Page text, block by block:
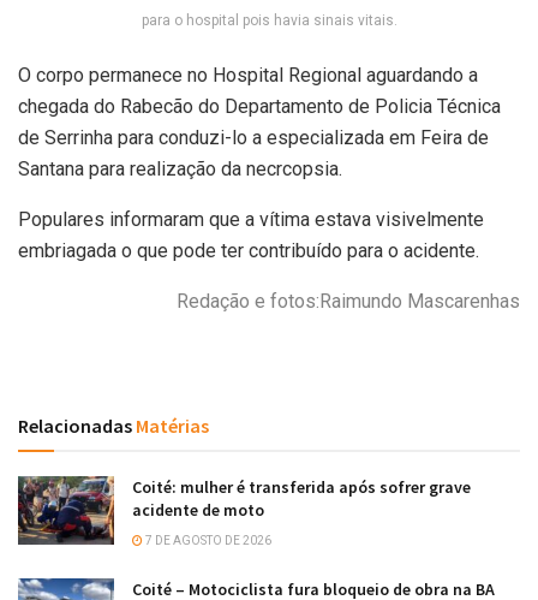
para o hospital pois havia sinais vitais.
O corpo permanece no Hospital Regional aguardando a
chegada do Rabecão do Departamento de Policia Técnica
de Serrinha para conduzi-lo a especializada em Feira de
Santana para realização da necrcopsia.
Populares informaram que a vítima estava visivelmente
embriagada o que pode ter contribuído para o acidente.
Redação e fotos:Raimundo Mascarenhas
Relacionadas Matérias
Coité: mulher é transferida após sofrer grave
acidente de moto
7 DE AGOSTO DE 2026
Coité – Motociclista fura bloqueio de obra na BA